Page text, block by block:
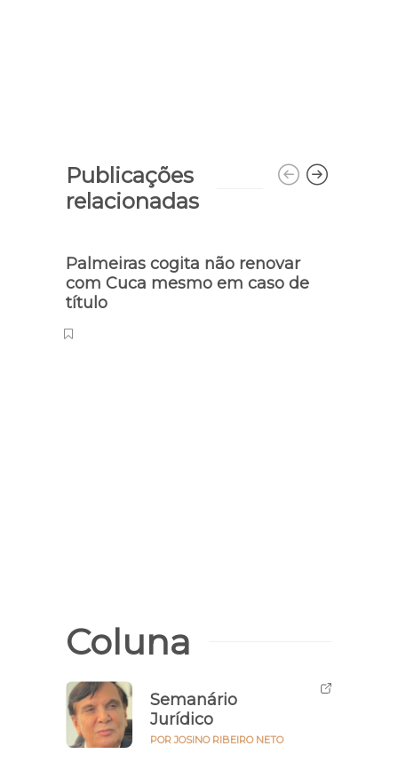
Publicações
relacionadas
Palmeiras cogita não renovar
com Cuca mesmo em caso de
título
Coluna
Semanário
Jurídico
POR JOSINO RIBEIRO NETO